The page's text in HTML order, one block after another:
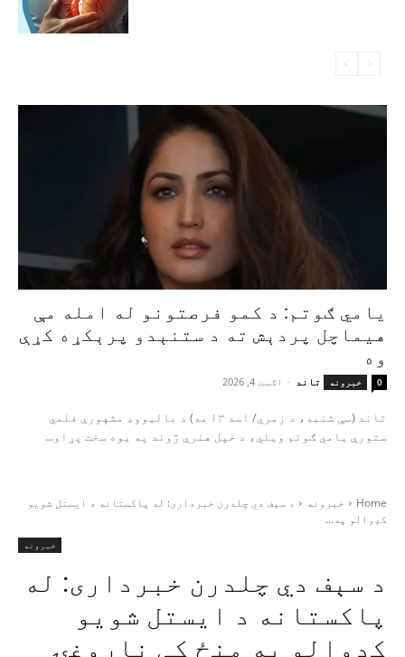
یامي ګوتم: د کمو فرصتونو له امله مې
هیماچل پردېش ته د ستنېدو پرېکړه کړې
وه
خبرونه تاند - اګست 4, 2026 0
تاند (سې شنبه، د زمري/ اسد ۱۳ مه) د بالیووډ مشهورې فلمي
ستورې یامي ګوتم ویلي، د خپل هنري ژوند په یوه سخت پړاو...